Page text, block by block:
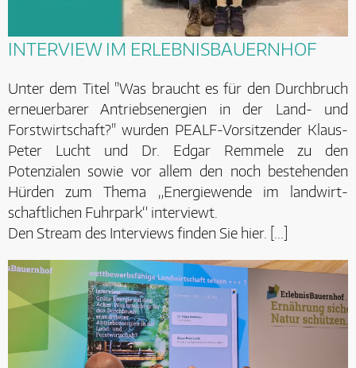
INTERVIEW IM ERLEBNISBAUERNHOF
Unter dem Titel "Was braucht es für den Durchbruch
erneuerbarer Antriebsenergien in der Land- und
Forstwirtschaft?" wurden PEALF-Vorsitzender Klaus-
Peter Lucht und Dr. Edgar Remmele zu den
Potenzialen sowie vor allem den noch bestehenden
Hürden zum Thema „Energiewende im landwirt-
schaftlichen Fuhrpark“ interviewt.
Den Stream des Interviews finden Sie hier. [...]